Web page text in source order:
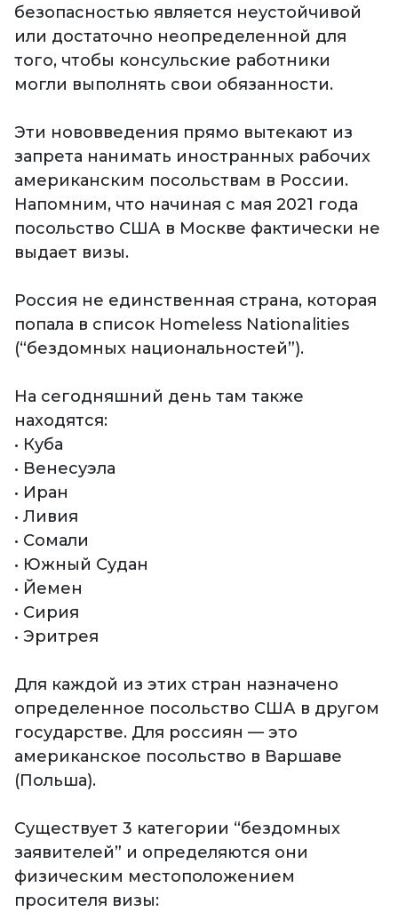
безопасностью является неустойчивой
или достаточно неопределенной для
того, чтобы консульские работники
могли выполнять свои обязанности.
Эти нововведения прямо вытекают из
запрета нанимать иностранных рабочих
американским посольствам в России.
Напомним, что начиная с мая 2021 года
посольство США в Москве фактически не
выдает визы.
Россия не единственная страна, которая
попала в список Homeless Nationalities
(“бездомных национальностей”).
На сегодняшний день там также
находятся:
• Куба
• Венесуэла
• Иран
• Ливия
• Сомали
• Южный Судан
• Йемен
• Сирия
• Эритрея
Для каждой из этих стран назначено
определенное посольство США в другом
государстве. Для россиян — это
американское посольство в Варшаве
(Польша).
Существует 3 категории “бездомных
заявителей” и определяются они
физическим местоположением
просителя визы: